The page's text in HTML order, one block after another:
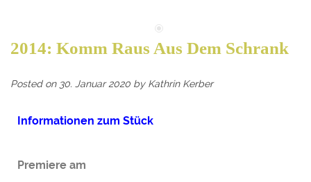
2014: Komm Raus Aus Dem Schrank
Posted on 30. Januar 2020 by Kathrin Kerber
Informationen zum Stück
Premiere am